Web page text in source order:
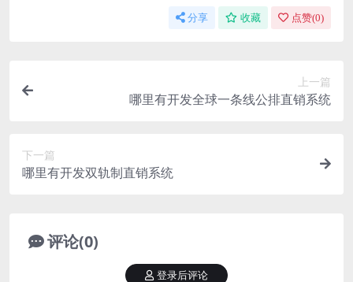
分享 收藏 点赞(0)
上一篇
哪里有开发全球一条线公排直销系统
下一篇
哪里有开发双轨制直销系统
评论(0)
登录后评论